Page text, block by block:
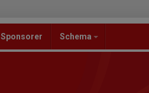
Sponsorer Schema